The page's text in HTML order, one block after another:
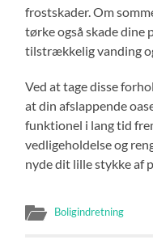
frostskader. Om
tørke også skade dine
tilstrækkelig vanding
Ved at tage disse
at din afslappende
funktionel i lang tid
vedligeholdelse og
nyde dit lille stykke af
Boligindretning